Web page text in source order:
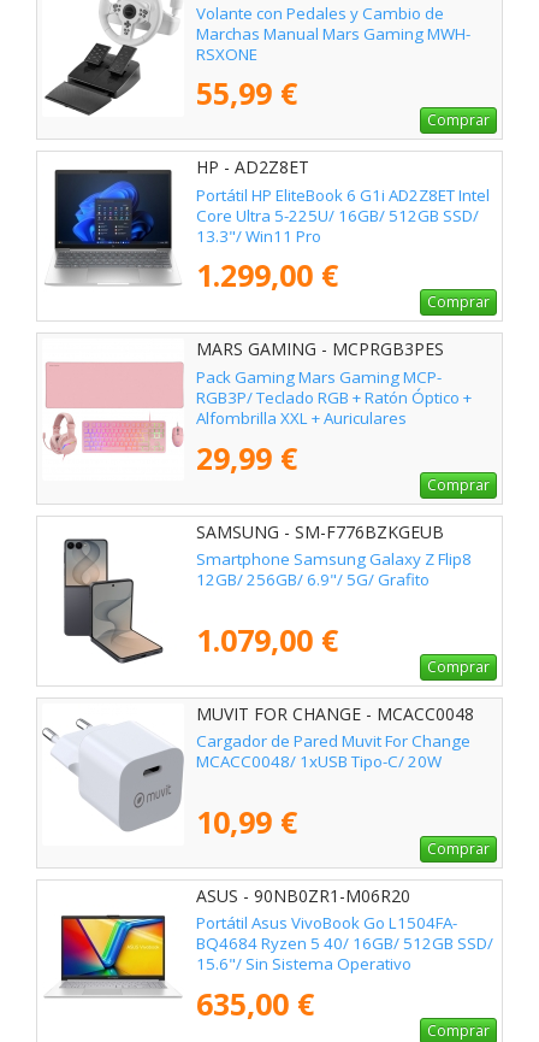
Volante con Pedales y Cambio de
Marchas Manual Mars Gaming MWH-
RSXONE
55,99 €
Comprar
HP - AD2Z8ET
Portátil HP EliteBook 6 G1i AD2Z8ET Intel
Core Ultra 5-225U/ 16GB/ 512GB SSD/
13.3"/ Win11 Pro
1.299,00 €
Comprar
MARS GAMING - MCPRGB3PES
Pack Gaming Mars Gaming MCP-
RGB3P/ Teclado RGB + Ratón Óptico +
Alfombrilla XXL + Auriculares
29,99 €
Comprar
SAMSUNG - SM-F776BZKGEUB
Smartphone Samsung Galaxy Z Flip8
12GB/ 256GB/ 6.9"/ 5G/ Grafito
1.079,00 €
Comprar
MUVIT FOR CHANGE - MCACC0048
Cargador de Pared Muvit For Change
MCACC0048/ 1xUSB Tipo-C/ 20W
10,99 €
Comprar
ASUS - 90NB0ZR1-M06R20
Portátil Asus VivoBook Go L1504FA-
BQ4684 Ryzen 5 40/ 16GB/ 512GB SSD/
15.6"/ Sin Sistema Operativo
635,00 €
Comprar